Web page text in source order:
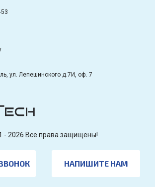
ул. Лепешинского д.7И, оф. 7
- 2026 Все права защищены!
НАПИШИТЕ НАМ